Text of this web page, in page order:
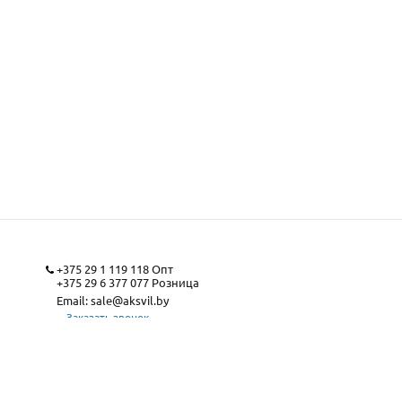
+375 29 1 119 118Опт
+375 29 6 377 077Розница
Email:sale@aksvil.by
Заказать звонок